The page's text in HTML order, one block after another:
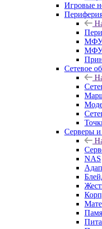
Игровые
МФУ
МФУ
Сетевое
Серверы
NAS